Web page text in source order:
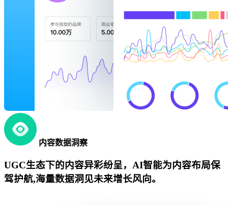
内容数据洞察
UGC生态下的内容异彩纷呈，AI智能为内容布局保
驾护航,海量数据洞见未来增长风向。